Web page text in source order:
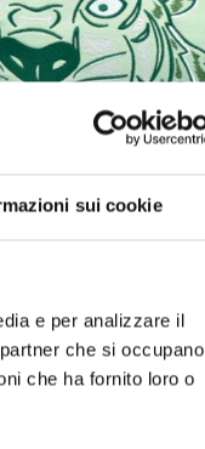
sui cookie
e per analizzare il
che si occupano
che ha fornito loro o